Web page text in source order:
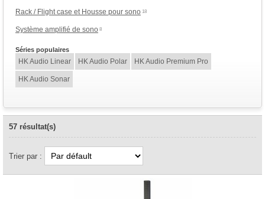
Rack / Flight case et Housse pour sono 18
Système amplifié de sono 8
Séries populaires
HK Audio Linear HK Audio Polar HK Audio Premium Pro
HK Audio Sonar
57 résultat(s)
Trier par :